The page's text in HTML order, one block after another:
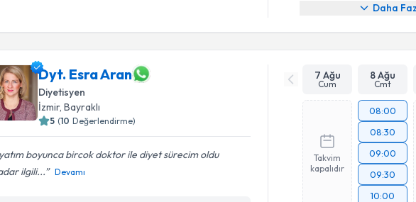
Daha
Dyt. Esra Aran
Diyetisyen
İzmir, Bayraklı
5 (10 Değerlendirme)
boyunca bircok doktor ile diyet sürecim oldu
ilgili...
Devamı
7 Ağu
Cum
8 Ağu
Cmt
Takvim
kapalıdır
08:00
08:30
09:00
09:30
10:00